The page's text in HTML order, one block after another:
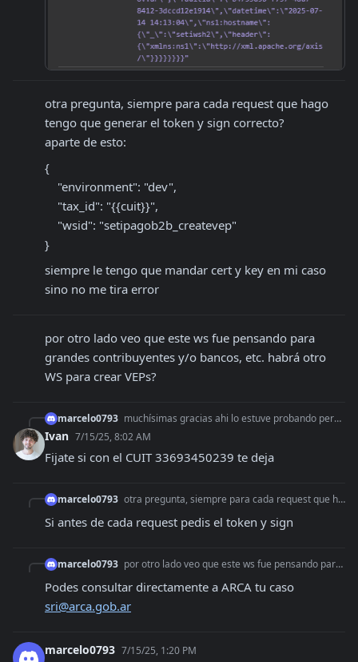
otra pregunta, siempre para cada request que hago
tengo que generar el token y sign correcto?
aparte de esto:
{
}
siempre le tengo que mandar cert y key en mi caso
sino no me tira error
por otro lado veo que este ws fue pensando para
grandes contribuyentes y/o bancos, etc. habrá otro
WS para crear VEPs?
marcelo0793 muchísimas gracias ahi lo estuve probando pero es como que valida el CUIT ya que me tira un error que no puedo solucionar (aunque este en homo)
Ivan 7/15/25, 8:02 AM
Fijate si con el CUIT 33693450239 te deja
marcelo0793 otra pregunta, siempre para cada request que hago tengo que generar el token y sign correcto? aparte de esto: { "environment": "dev", "tax_id": "{{cui
Si antes de cada request pedis el token y sign
marcelo0793 por otro lado veo que este ws fue pensando para grandes contribuyentes y/o bancos, etc. habrá otro WS para crear VEPs?
sri@arca.gob.ar
marcelo0793 7/15/25, 1:20 PM